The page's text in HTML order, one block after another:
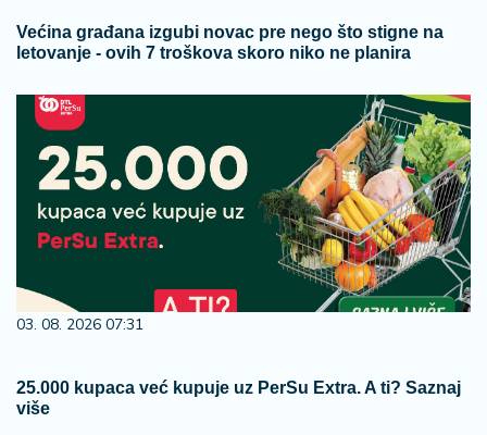
Većina građana izgubi novac pre nego što stigne na
letovanje - ovih 7 troškova skoro niko ne planira
03. 08. 2026 07:31
25.000 kupaca već kupuje uz PerSu Extra. A ti? Saznaj
više